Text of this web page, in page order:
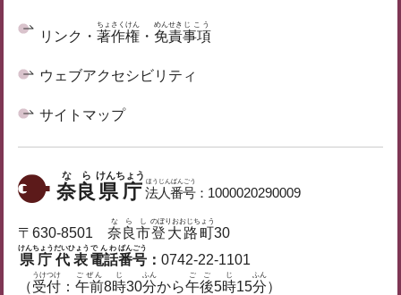
リンク・ 著作権
ちょさくけん
・ 免責
めんせき
事項
じこう
ウェブアクセシビリティ
サイトマップ
奈良
なら
県庁
けんちょう
法人
ほうじん
番
ばん
号
ごう
： 1000020290009
〒630-8501 奈良市
ならし
登大路町
のぼりおおじちょう
30
県庁
けんちょう
代表
だいひょう
電話
でんわ
番
ばん
号
ごう
： 0742-22-1101
（受付
うけつけ
： 午前
ごぜん
8時
じ
30分
ふん
から午後
ごご
5時
じ
15分
ふん
）